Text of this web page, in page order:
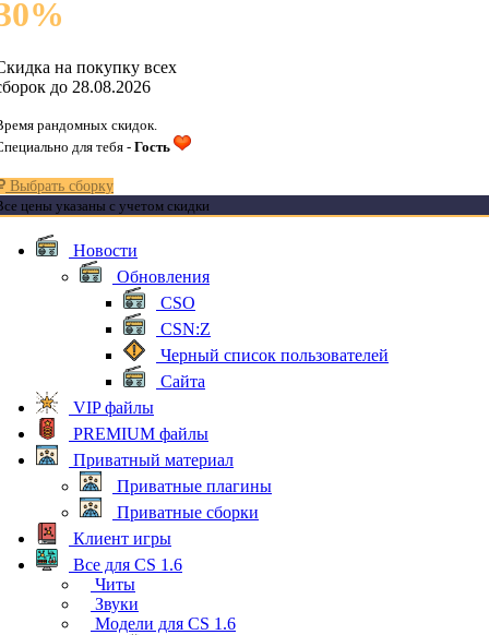
%
на покупку всех
до 28.08.2026
рандомных скидок.
для тебя - Гость
Выбрать сборку
цены указаны с учетом скидки
Новости
Обновления
CSO
CSN:Z
Черный список пользователей
Сайта
VIP файлы
PREMIUM файлы
Приватный материал
Приватные плагины
Приватные сборки
Клиент игры
Все для CS 1.6
Читы
Звуки
Модели для CS 1.6